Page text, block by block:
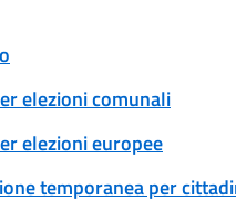
elezioni comunali
elezioni europee
temporanea per